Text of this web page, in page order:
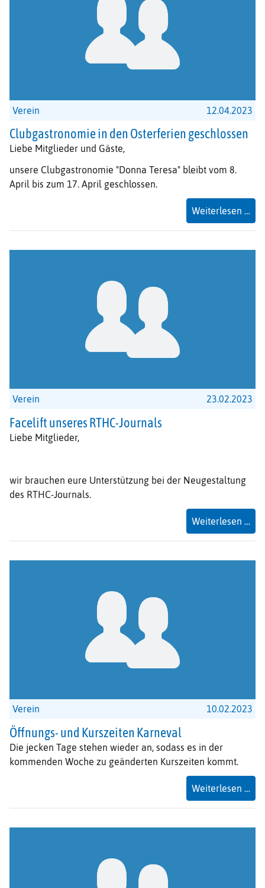
Verein 12.04.2023
Clubgastronomie in den Osterferien geschlossen
Liebe Mitglieder und Gäste,
unsere Clubgastronomie "Donna Teresa" bleibt vom 8.
April bis zum 17. April geschlossen.
Weiterlesen …
in
Verein 23.02.2023
Facelift unseres RTHC-Journals
Liebe Mitglieder,
wir brauchen eure Unterstützung bei der Neugestaltung
des RTHC-Journals.
Weiterlesen …
Verein 10.02.2023
Öffnungs- und Kurszeiten Karneval
Die jecken Tage stehen wieder an, sodass es in der
kommenden Woche zu geänderten Kurszeiten kommt.
Weiterlesen …
und